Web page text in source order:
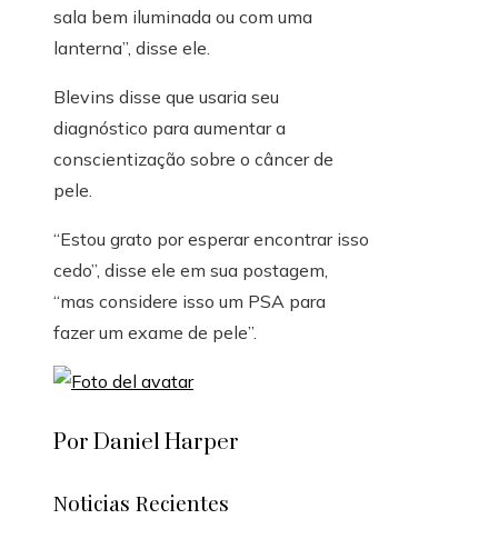
sala bem iluminada ou com uma
lanterna”, disse ele.
Blevins disse que usaria seu
diagnóstico para aumentar a
conscientização sobre o câncer de
pele.
“Estou grato por esperar encontrar isso
cedo”, disse ele em sua postagem,
“mas considere isso um PSA para
fazer um exame de pele”.
Por Daniel Harper
Noticias Recientes